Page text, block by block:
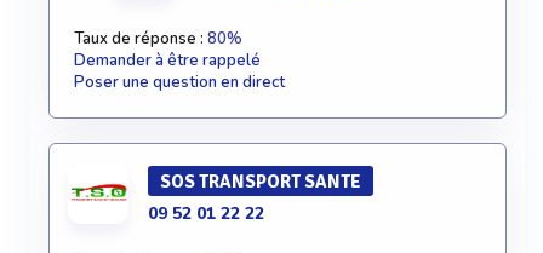
Taux de réponse : 80%
Demander à être rappelé
Poser une question en direct
SOS TRANSPORT SANTE
09 52 01 22 22